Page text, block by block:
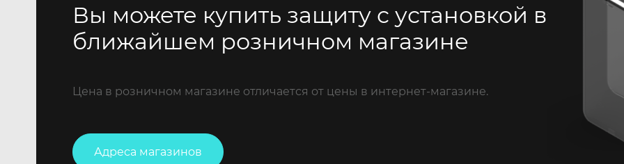
Вы можете купить защиту с установкой в
ближайшем розничном магазине
Цена в розничном магазине отличается от цены в интернет-магазине.
Адреса магазинов